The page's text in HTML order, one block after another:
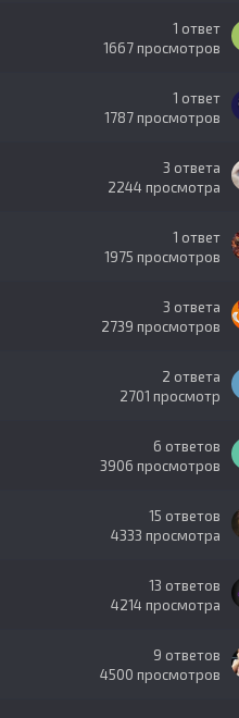
1 ответ
1667просмотров
1 ответ
1787просмотров
3 ответа
2244 просмотра
1 ответ
1975 просмотров
3 ответа
2739 просмотров
2 ответа
2701 просмотр
6 ответов
3906 просмотров
15 ответов
4333 просмотра
13 ответов
4214 просмотра
9 ответов
4500 просмотров